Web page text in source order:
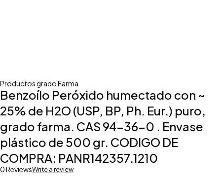
Productos grado Farma
Benzoílo Peróxido humectado con ~
25% de H2O (USP, BP, Ph. Eur.) puro,
grado farma. CAS 94-36-0 . Envase
plástico de 500 gr. CODIGO DE
COMPRA: PANR142357.1210
0 ReviewsWrite a review